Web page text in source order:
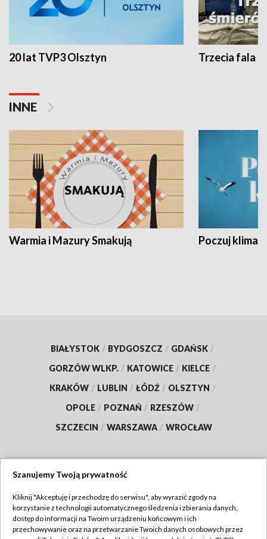
20 lat TVP3 Olsztyn Trzecia fala -
INNE
Warmia i Mazury Smakują Poczuj klimat
BIAŁYSTOK / BYDGOSZCZ / GDAŃSK /
GORZÓW WLKP. / KATOWICE / KIELCE /
KRAKÓW / LUBLIN / ŁÓDŹ / OLSZTYN /
OPOLE / POZNAŃ / RZESZÓW /
SZCZECIN / WARSZAWA / WROCŁAW
TVP
Abonament TVP
Regulamin TVP
Szanujemy Twoją prywatność
Kliknij "Akceptuję i przechodzę do serwisu", aby wyrazić zgody na
korzystanie z technologii automatycznego śledzenia i zbierania danych,
dostęp do informacji na Twoim urządzeniu końcowym i ich
przechowywanie oraz na przetwarzanie Twoich danych osobowych przez